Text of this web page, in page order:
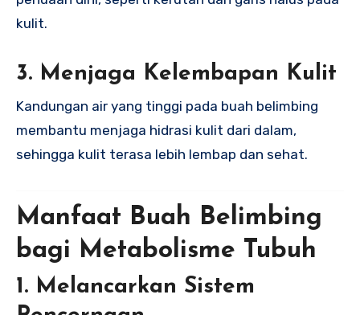
kulit.
3. Menjaga Kelembapan Kulit
Kandungan air yang tinggi pada buah belimbing
membantu menjaga hidrasi kulit dari dalam,
sehingga kulit terasa lebih lembap dan sehat.
Manfaat Buah Belimbing
bagi Metabolisme Tubuh
1. Melancarkan Sistem